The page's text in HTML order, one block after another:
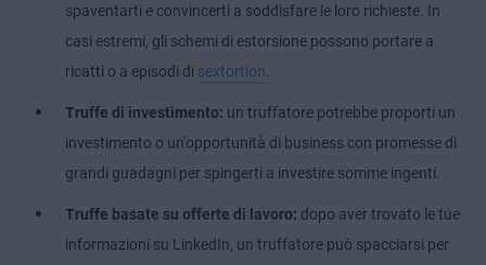
spaventarti e convincerti a soddisfare le loro richieste. In
casi estremi, gli schemi di estorsione possono portare a
ricatti o a episodi di sextortion.
Truffe di investimento: un truffatore potrebbe proporti un
investimento o un'opportunità di business con promesse di
grandi guadagni per spingerti a investire somme ingenti.
Truffe basate su offerte di lavoro: dopo aver trovato le tue
informazioni su LinkedIn, un truffatore può spacciarsi per